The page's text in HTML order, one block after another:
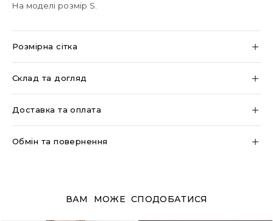
На моделі розмір S.
Розмірна сітка
Склад та догляд
Доставка та оплата
Обмін та повернення
ВАМ МОЖЕ СПОДОБАТИСЯ